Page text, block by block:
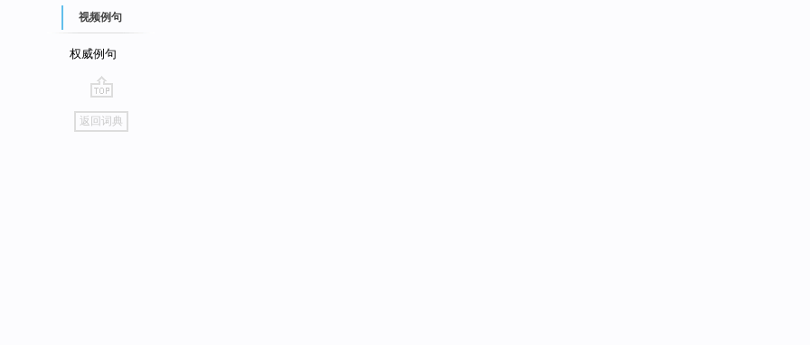
视频例句
权威例句
go
top
返回词典